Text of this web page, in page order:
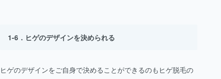
ヒゲのデザインを決められる
ヒゲのデザインをご自身で決めることができるのもヒゲ脱毛の